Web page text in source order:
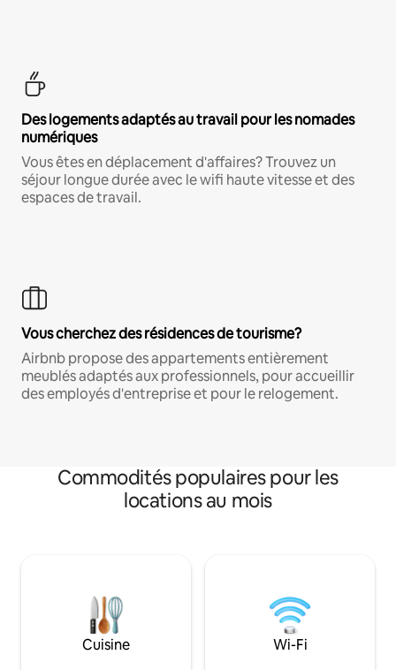
Des logements adaptés au travail pour les nomades
numériques
Vous êtes en déplacement d'affaires? Trouvez un
séjour longue durée avec le wifi haute vitesse et des
espaces de travail.
Vous cherchez des résidences de tourisme?
Airbnb propose des appartements entièrement
meublés adaptés aux professionnels, pour accueillir
des employés d'entreprise et pour le relogement.
Commodités populaires pour les
locations au mois
Cuisine Wi-Fi